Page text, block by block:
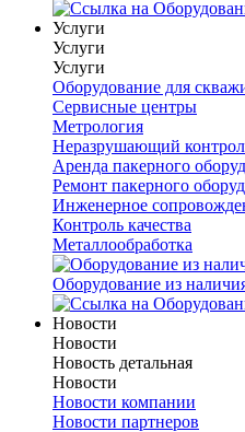
Услуги
Услуги
Услуги
Оборудование для
Сервисные центры
Метрология
Неразрушающий
Аренда пакерного
Ремонт пакерного
Инженерное
Контроль качества
Металлообработка
Оборудование из
Новости
Новости
Новость детальная
Новости
Новости компании
Новости партнеров